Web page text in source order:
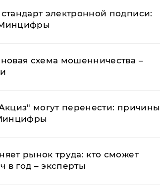
электронной подписи:
Минцифры
схема мошенничества –
могут перенести: причины
рынок труда: кто сможет
в год – эксперты